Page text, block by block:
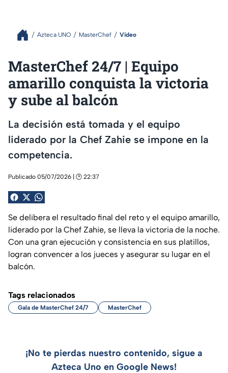
Azteca UNO MasterChef Video
MasterChef 24/7 | Equipo
amarillo conquista la victoria
y sube al balcón
La decisión está tomada y el equipo
liderado por la Chef Zahie se impone en la
competencia.
Publicado 05/07/2026 | 🕑 22:37
Se delibera el resultado final del reto y el equipo amarillo,
liderado por la Chef Zahie, se lleva la victoria de la noche.
Con una gran ejecución y consistencia en sus platillos,
logran convencer a los jueces y asegurar su lugar en el
balcón.
Tags relacionados
Gala de MasterChef 24/7 MasterChef
¡No te pierdas nuestro contenido, sigue a
Azteca Uno en Google News!